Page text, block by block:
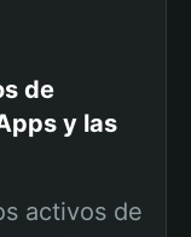
de
y las
activos de